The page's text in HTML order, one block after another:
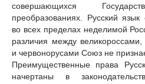
совершающихся
преобразованиях. Русский
во всех пределах неделимой
различия между
и червонорусами Союз не
Преимущественные права
начертаны в